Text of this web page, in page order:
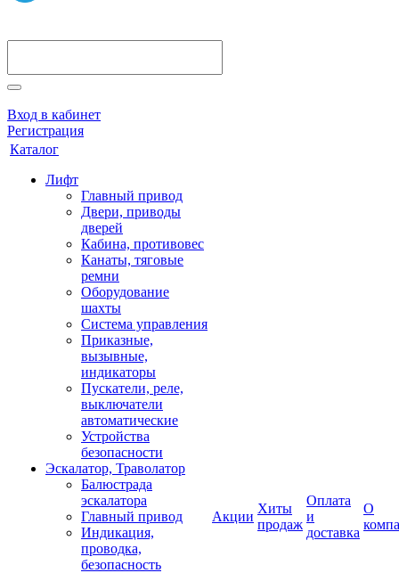
Вход в кабинет
Регистрация
Каталог
Лифт
Главный привод
Двери, приводы
дверей
Кабина, противовес
Канаты, тяговые
ремни
Оборудование
шахты
Система управления
Приказные,
вызывные,
индикаторы
Пускатели, реле,
выключатели
автоматические
Устройства
безопасности
Эскалатор, Траволатор
Балюстрада
эскалатора
Главный привод
Индикация,
проводка,
безопасность
Акции
Хиты
продаж
Оплата
и
доставка
О